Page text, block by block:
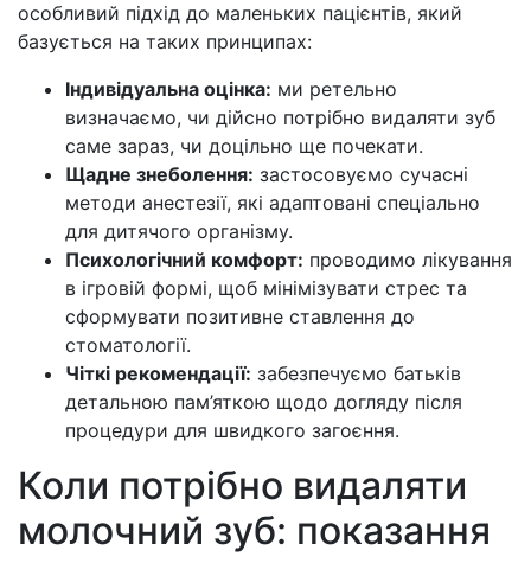
особливий підхід до маленьких пацієнтів, який
базується на таких принципах:
Індивідуальна оцінка: ми ретельно
визначаємо, чи дійсно потрібно видаляти зуб
саме зараз, чи доцільно ще почекати.
Щадне знеболення: застосовуємо сучасні
методи анестезії, які адаптовані спеціально
для дитячого організму.
Психологічний комфорт: проводимо лікування
в ігровій формі, щоб мінімізувати стрес та
сформувати позитивне ставлення до
стоматології.
Чіткі рекомендації: забезпечуємо батьків
детальною пам’яткою щодо догляду після
процедури для швидкого загоєння.
Коли потрібно видаляти
молочний зуб: показання